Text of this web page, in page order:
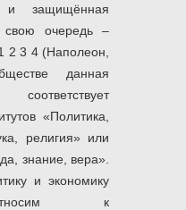
и защищённая
очередь –
2 3 4 (Наполеон,
данная
соответствует
«Политика,
религия» или
знание, вера».
и экономику
к